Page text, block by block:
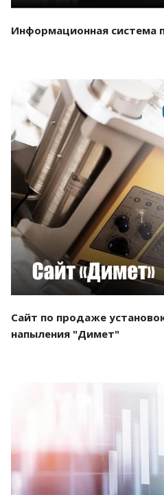
Информационная система
Смотреть
Сайт по продаже
напыления "Димет"